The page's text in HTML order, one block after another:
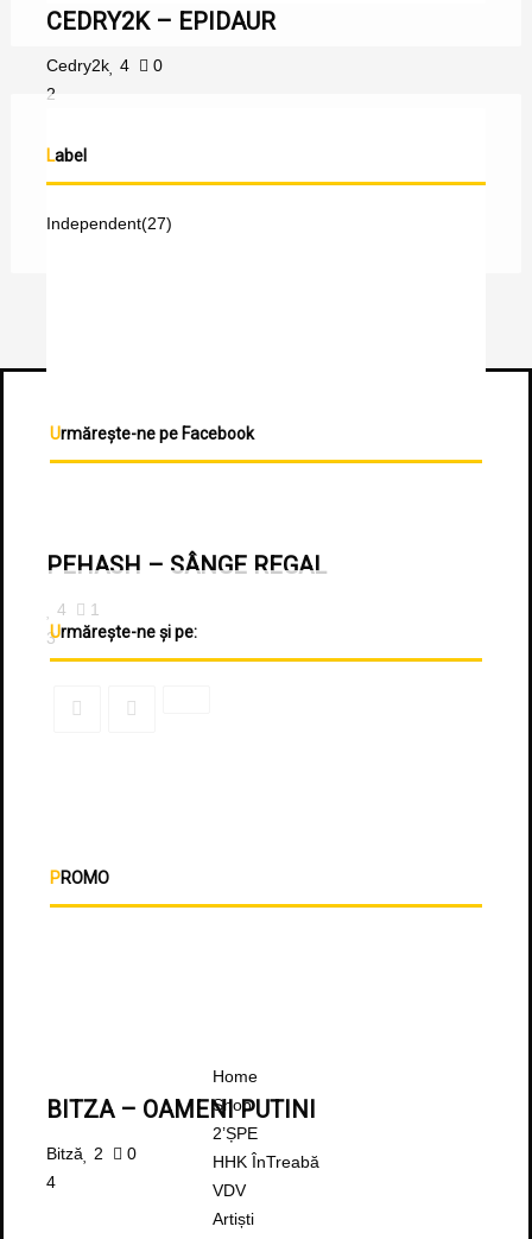
CEDRY2K – EPIDAUR
Cedry2k 4
0
2
PEHASH – SÂNGE REGAL
4
1
3
BITZA – OAMENI PUTINI
Bitză 2
0
4
Label
Independent(27)
Urmărește-ne pe Facebook
Urmărește-ne și pe:
PROMO
Home
Shop
2’ȘPE
HHK ÎnTreabă
VDV
Artiști